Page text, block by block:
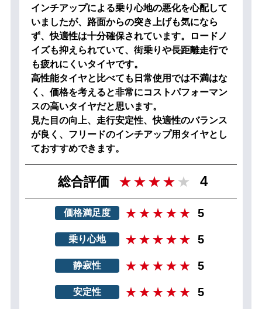
インチアップによる乗り心地の悪化を心配して
いましたが、路面からの突き上げも気になら
ず、快適性は十分確保されています。ロードノ
イズも抑えられていて、街乗りや長距離走行で
も疲れにくいタイヤです。
高性能タイヤと比べても日常使用では不満はな
く、価格を考えると非常にコストパフォーマン
スの高いタイヤだと思います。
見た目の向上、走行安定性、快適性のバランス
が良く、フリードのインチアップ用タイヤとし
ておすすめできます。
総合評価 4
価格満足度 5
乗り心地 5
静寂性 5
安定性 5